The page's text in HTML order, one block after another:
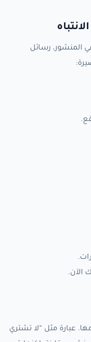
المنشور، رسائل
الآن.
عبارة مثل “لا تشتري